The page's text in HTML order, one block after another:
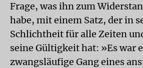
Frage, was ihn zum
habe, mit einem Satz, der in
Schlichtheit für alle Zeiten
seine Gültigkeit hat: »Es war
zwangsläufige Gang eines